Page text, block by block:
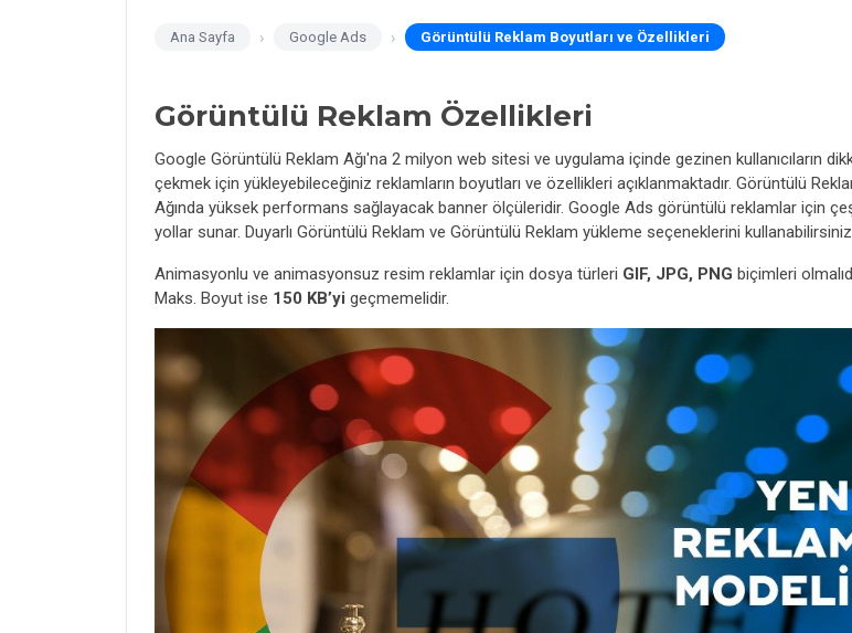
Ana Sayfa Google Ads Görüntülü Reklam Boyutları ve Özellikleri
Görüntülü Reklam Özellikleri
Google Görüntülü Reklam Ağı'na 2 milyon web sitesi ve uygulama içinde gezinen kullanıcıların
çekmek için yükleyebileceğiniz reklamların boyutları ve özellikleri açıklanmaktadır. Görüntülü
Ağında yüksek performans sağlayacak banner ölçüleridir. Google Ads görüntülü reklamlar için
yollar sunar. Duyarlı Görüntülü Reklam ve Görüntülü Reklam yükleme seçeneklerini
Animasyonlu ve animasyonsuz resim reklamlar için dosya türleri GIF, JPG, PNG biçimleri
Maks. Boyut ise 150 KB’yi geçmemelidir.